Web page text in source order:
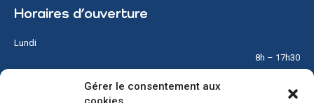
Gérer le consentement aux
Horaires d’ouverture
Lundi
8h – 17h30